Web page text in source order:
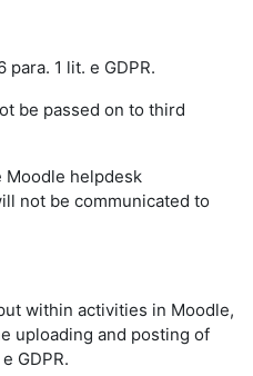
1 lit. e GDPR.
be passed on to third
Moodle helpdesk
not be communicated to
within activities in Moodle,
uploading and posting of
GDPR.